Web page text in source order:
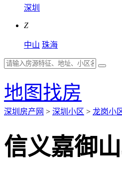
深圳
Z
中山 珠海
地图找房
深圳房产网 > 深圳小区 > 龙岗小
信义嘉御